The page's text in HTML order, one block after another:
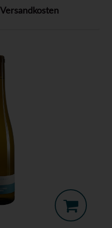
Versandkosten